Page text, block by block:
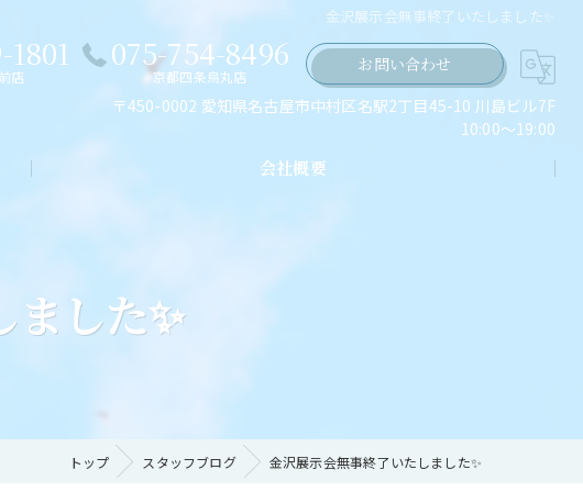
金沢展示会無事終了いたしました✨
店
075-754-8496
京都四条烏丸店
お問い合わせ
〒450-0002 愛知県名古屋市中村区名駅2丁目45-10 川島ビル7F
10:00～19:00
会社概要
した✨
トップ スタッフブログ 金沢展示会無事終了いたしました✨